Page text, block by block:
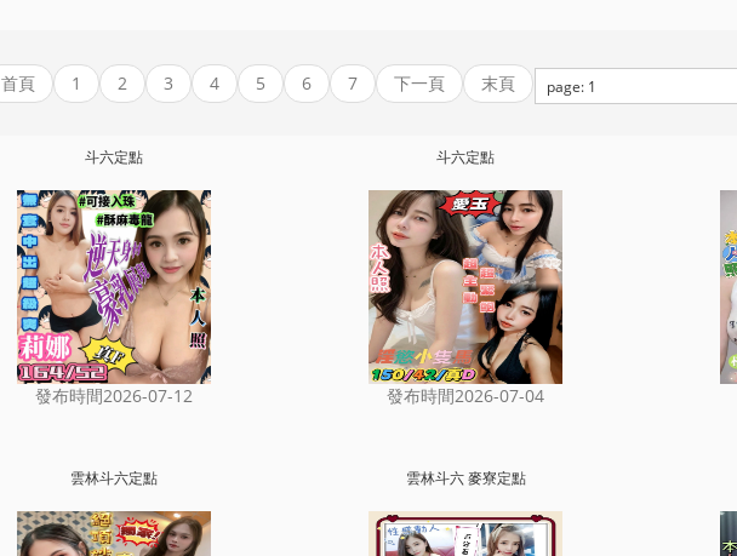
首頁 1 2 3 4 5 6 7 下一頁 末頁
斗六定點
發布時間2026-07-12
斗六定點
發布時間2026-07-04
雲林斗六定點 雲林斗六 麥寮定點